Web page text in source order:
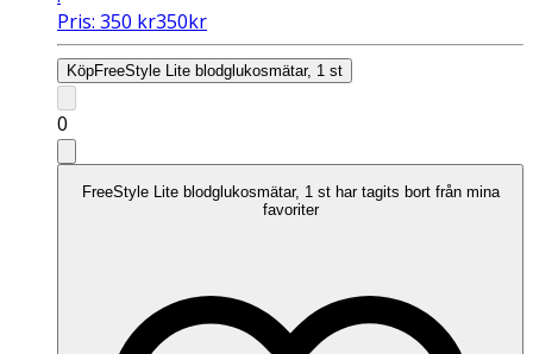
Pris: 350 kr350kr
KöpFreeStyle Lite blodglukosmätar, 1 st
0
FreeStyle Lite blodglukosmätar, 1 st har tagits bort från mina
favoriter